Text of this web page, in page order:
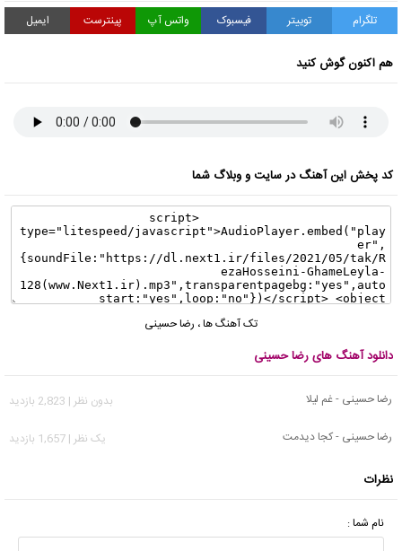
تلگرام توییتر فیسبوک واتس آپ پینترست ایمیل
هم اکنون گوش کنید
کد پخش این آهنگ در سایت و وبلاگ شما
تک آهنگ ها، رضا حسینی
دانلود آهنگ های رضا حسینی
رضا حسینی - غم لیلا
بدون نظر | 2,823 بازدید
رضا حسینی - کجا دیدمت
يک نظر | 1,657 بازدید
نظرات
نام شما :